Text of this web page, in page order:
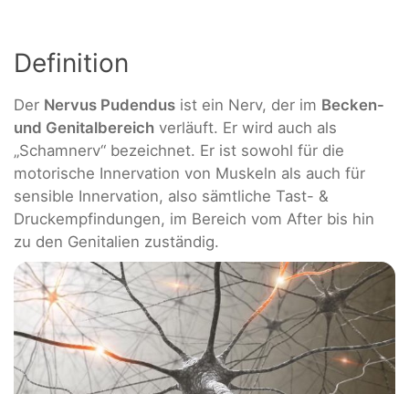
Definition
Der Nervus Pudendus ist ein Nerv, der im Becken-
und Genitalbereich verläuft. Er wird auch als
„Schamnerv“ bezeichnet. Er ist sowohl für die
motorische Innervation von Muskeln als auch für
sensible Innervation, also sämtliche Tast- &
Druckempfindungen, im Bereich vom After bis hin
zu den Genitalien zuständig.